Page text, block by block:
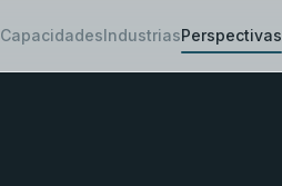
CapacidadesIndustriasPerspectivas